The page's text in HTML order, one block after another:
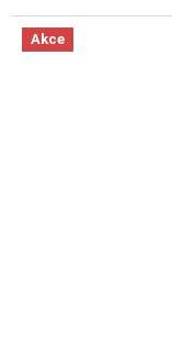
Akce